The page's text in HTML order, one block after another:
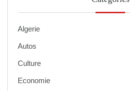
Algerie
Autos
Culture
Economie